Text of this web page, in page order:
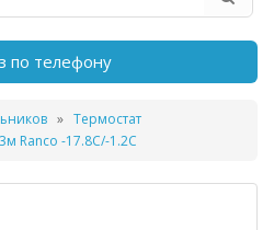
по телефону
Термостат
Ranco -17.8С/-1.2С